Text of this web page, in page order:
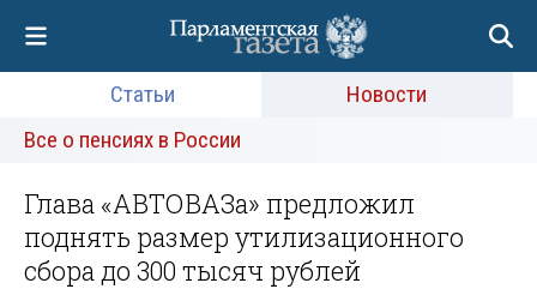
Статьи
Новости
Все о пенсиях в России
Глава «АВТОВАЗа» предложил
поднять размер утилизационного
сбора до 300 тысяч рублей